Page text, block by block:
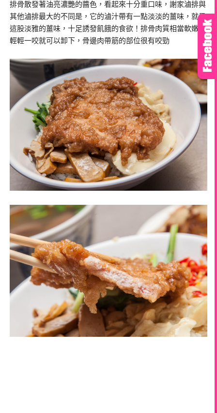
排骨散發著油亮濃艷的醬色，看起來十分重口味，謝家滷排與
其他滷排最大的不同是，它的滷汁帶有一點淡淡的薑味，就是
這股淡雅的薑味，十足誘發飢餓的食欲！排骨肉質相當軟嫩，
輕輕一咬就可以卸下，骨邊肉帶筋的部位很有咬勁